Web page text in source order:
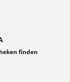
finden